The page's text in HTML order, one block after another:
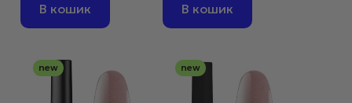
В кошик В кошик
new new